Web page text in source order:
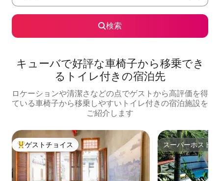
検索
キューバで好評な車椅子から移乗でき
るトイレ付きの宿泊先
ロケーションや清潔さなどの点でゲストから高評価を得
ている車椅子から移乗しやすいトイレ付きの宿泊施設を
ご紹介します
大好評のゲストチョイスです。
ゲストチョイス スーパーホスト
スーパーホスト